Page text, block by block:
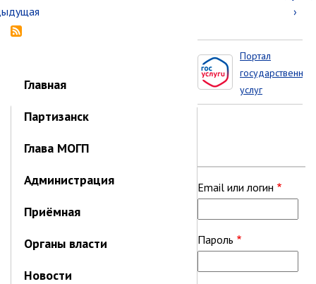
страниц
страница
страница
›
Главная
Партизанск
Глава МОГП
Администрация
Приёмная
Органы власти
Новости
государственных
Портал
государственных
услуг
Приморского
Email или логин
Пароль